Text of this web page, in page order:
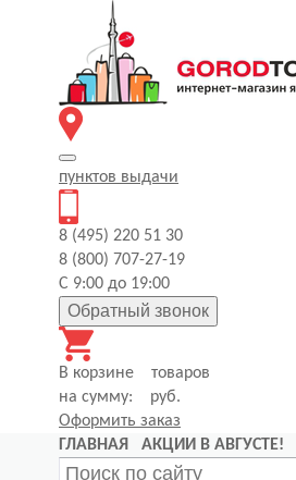
пунктов выдачи
8 (495) 220 51 30
8 (800) 707-27-19
С 9:00 до 19:00
Обратный звонок
В корзине
товаров
на сумму:
руб.
Оформить заказ
ГЛАВНАЯ
АКЦИИ В АВГУСТЕ!